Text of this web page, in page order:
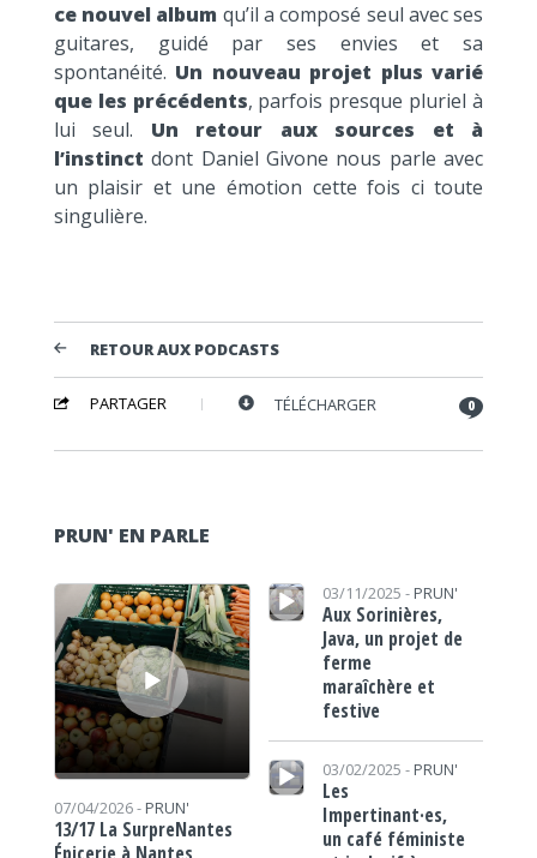
ce nouvel album qu’il a composé seul avec ses
guitares, guidé par ses envies et sa
spontanéité. Un nouveau projet plus varié
que les précédents, parfois presque pluriel à
lui seul. Un retour aux sources et à
l’instinct dont Daniel Givone nous parle avec
un plaisir et une émotion cette fois ci toute
singulière.
RETOUR AUX PODCASTS
PARTAGER TÉLÉCHARGER 0
PRUN' EN PARLE
Lecteur audio
07/04/2026 - PRUN'
13/17 La SurpreNantes
Lecteur audio 03/11/2025 - PRUN'
Aux Sorinières,
Java, un projet de
ferme
maraîchère et
festive
Lecteur audio
03/02/2025 - PRUN'
Les
Impertinant·es,
un café féministe